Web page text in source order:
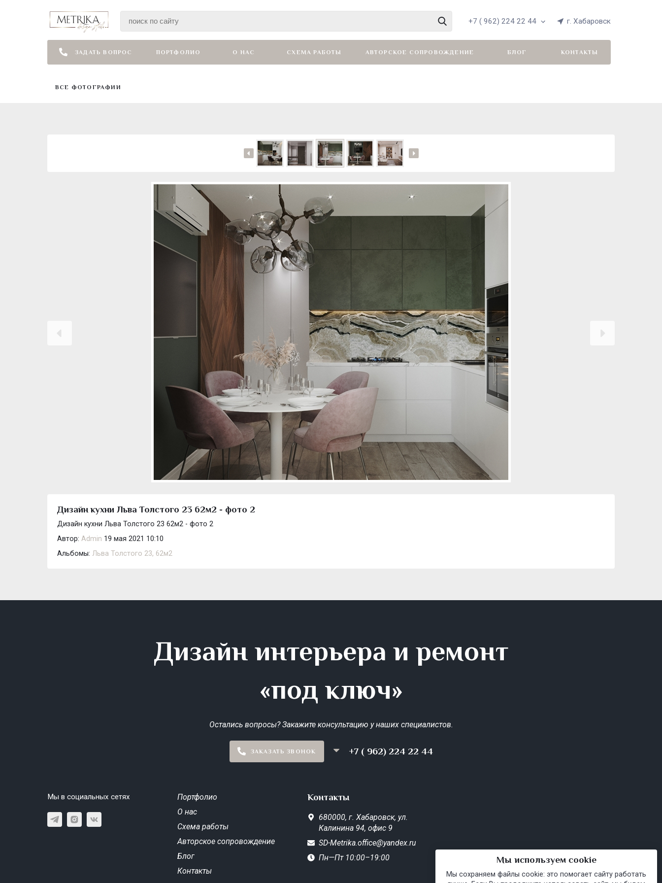
+7 ( 962) 224 22 44 г. Хабаровск
ЗАДАТЬ ВОПРОС ПОРТФОЛИО О НАС СХЕМА РАБОТЫ АВТОРСКОЕ СОПРОВОЖДЕНИЕ БЛОГ КОНТАКТЫ
ВСЕ ФОТОГРАФИИ
Дизайн кухни Льва Толстого 23 62м2 - фото 2
Дизайн кухни Льва Толстого 23 62м2 - фото 2
Автор: Admin 19 мая 2021 10:10
Альбомы: Льва Толстого 23, 62м2
Дизайн интерьера и ремонт
«под ключ»
Остались вопросы? Закажите консультацию у наших специалистов.
ЗАКАЗАТЬ ЗВОНОК +7 ( 962) 224 22 44
Мы в социальных сетях
Портфолио
О нас
Схема работы
Авторское сопровождение
Блог
Контакты
Контакты
680000, г. Хабаровск, ул.
Калинина 94, офис 9
SD-Metrika.office@yandex.ru
Пн—Пт 10:00–19:00
Мы используем cookie
Мы сохраняем файлы cookie: это помогает сайту работать